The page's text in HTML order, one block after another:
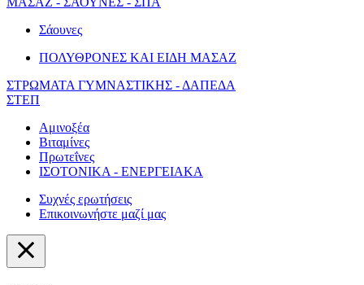
Σάουνες
ΠΟΛΥΘΡΟΝΕΣ ΚΑΙ ΕΙΔΗ ΜΑΣΑΖ
ΣΤΡΩΜΑΤΑ ΓΥΜΝΑΣΤΙΚΗΣ - ΔΑΠΕΔΑ
ΣΤΕΠ
Αμινοξέα
Βιταμίνες
Πρωτεΐνες
ΙΣΟΤΟΝΙΚΑ - ΕΝΕΡΓΕΙΑΚΑ
Συχνές ερωτήσεις
Επικοινωνήστε μαζί μας